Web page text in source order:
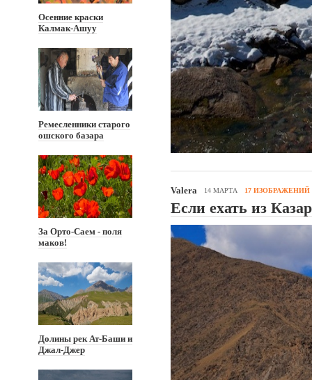
Осенние краски
Калмак-Ашуу
Ремесленники старого
ошского базара
За Орто-Саем - поля
маков!
Долины рек Ат-Баши и
Джал-Джер
Valera 14 МАРТА 17 ИЗОБРАЖЕНИЙ
Если ехать из